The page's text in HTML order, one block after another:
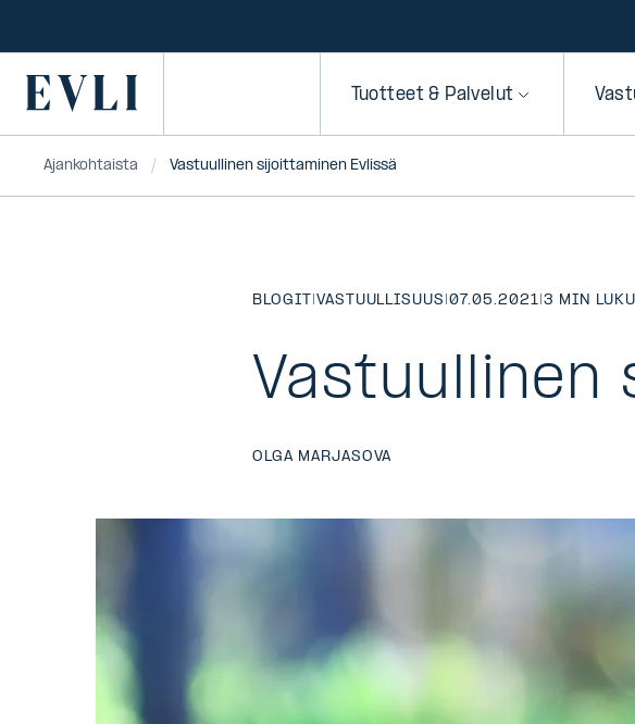
Primary Tuotteet & Palvelut
Ajankohtaista Vastuullinen sijoittaminen Evlissä
BLOGIT |VASTUULLISUUS |07.05.2021|3 MIN
Vastuullinen
OLGA MARJASOVA